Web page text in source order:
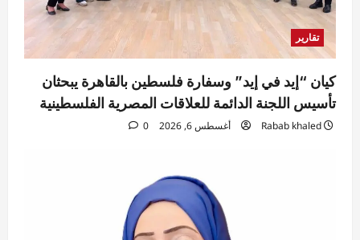
تقارير
كيان “إيد في إيد” وسفارة فلسطين بالقاهرة يبحثان
تأسيس اللجنة الدائمة للعلاقات المصرية الفلسطينية
Rabab khaled أغسطس 6, 2026 0